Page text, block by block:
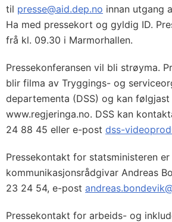
til presse@aid.dep.no innan utgang
Ha med pressekort og gyldig ID.
frå kl. 09.30 i Marmorhallen.
Pressekonferansen vil bli strøyma.
blir filma av Tryggings- og
departementa (DSS) og kan
www.regjeringa.no. DSS kan
24 88 45 eller e-post dss-
Pressekontakt for statsministeren er
kommunikasjonsrådgivar Andreas
23 24 54, e-post
Pressekontakt for arbeids- og